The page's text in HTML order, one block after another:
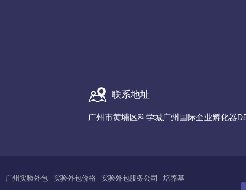
联系地址
广州市黄埔区科学城广州国际企业孵化器
广州 实验外包 实验外包价格 实验外包服务公司 培养基